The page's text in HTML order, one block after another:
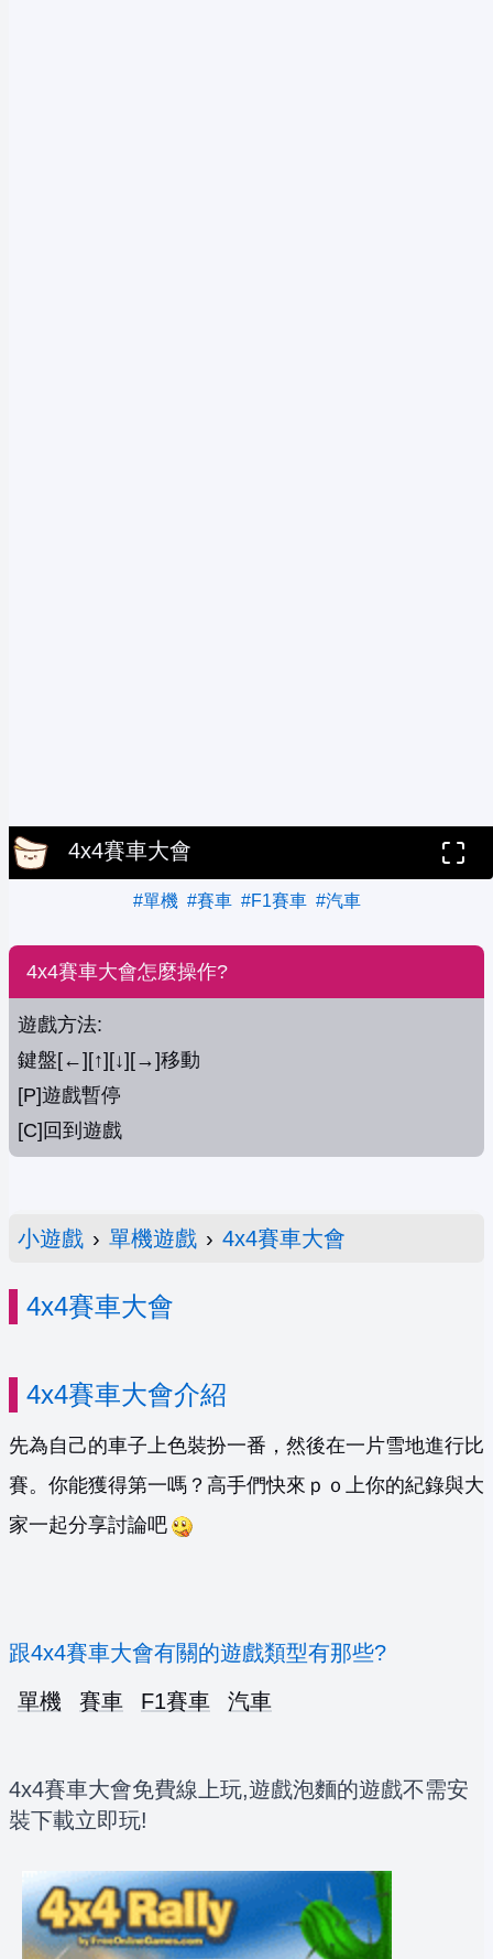
4x4賽車大會
#單機 #賽車 #F1賽車 #汽車
4x4賽車大會怎麼操作?
遊戲方法:
鍵盤[←][↑][↓][→]移動
[P]遊戲暫停
[C]回到遊戲
小遊戲 › 單機遊戲 › 4x4賽車大會
4x4賽車大會
4x4賽車大會介紹
先為自己的車子上色裝扮一番，然後在一片雪地進行比
賽。你能獲得第一嗎？高手們快來ｐｏ上你的紀錄與大
家一起分享討論吧
跟4x4賽車大會有關的遊戲類型有那些?
單機
賽車 F1賽車 汽車
4x4賽車大會免費線上玩,遊戲泡麵的遊戲不需安
裝下載立即玩!